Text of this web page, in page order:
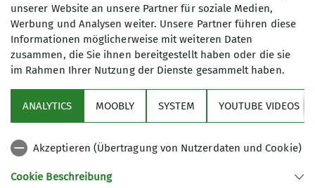
Andrea Gregor
Schriftführerin | Trainerin | Jugendleiterin |
Geburtstagsklettern
0160 96625936
Anfrage senden
unserer Website an unsere Partner für soziale Medien,
Werbung und Analysen weiter. Unsere Partner führen diese
Informationen möglicherweise mit weiteren Daten
zusammen, die Sie ihnen bereitgestellt haben oder die sie
im Rahmen Ihrer Nutzung der Dienste gesammelt haben.
ANALYTICS MOOBLY SYSTEM YOUTUBE VIDEOS
Akzeptieren (Übertragung von Nutzerdaten und Cookie)
Cookie Beschreibung